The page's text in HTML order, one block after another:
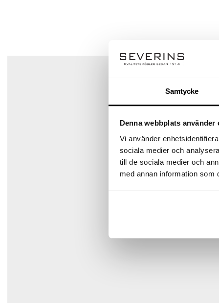
Samtycke
Denna webbplats använder
Vi använder
sociala medier och
till de sociala medier och
med annan information som